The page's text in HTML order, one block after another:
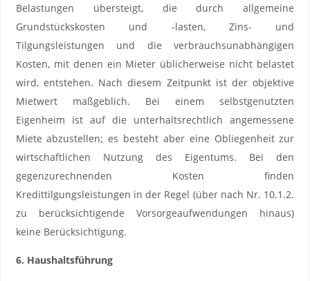
Belastungen übersteigt, die durch allgemeine
Grundstückskosten und -lasten, Zins- und
Tilgungsleistungen und die verbrauchsunabhängigen
Kosten, mit denen ein Mieter üblicherweise nicht belastet
wird, entstehen. Nach diesem Zeitpunkt ist der objektive
Mietwert maßgeblich. Bei einem selbstgenutzten
Eigenheim ist auf die unterhaltsrechtlich angemessene
Miete abzustellen; es besteht aber eine Obliegenheit zur
wirtschaftlichen Nutzung des Eigentums. Bei den
gegenzurechnenden Kosten finden
Kredittilgungsleistungen in der Regel (über nach Nr. 10.1.2.
zu berücksichtigende Vorsorgeaufwendungen hinaus)
keine Berücksichtigung.
6. Haushaltsführung